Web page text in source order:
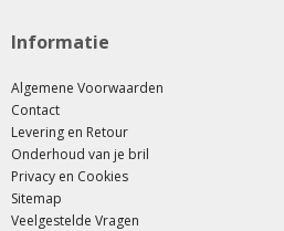
Informatie
Algemene Voorwaarden
Contact
Levering en Retour
Onderhoud van je bril
Privacy en Cookies
Sitemap
Veelgestelde Vragen